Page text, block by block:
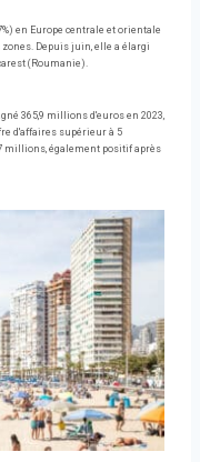
en Europe centrale et orientale
Depuis juin, elle a élargi
(Roumanie).
365,9 millions d'euros en 2023,
d'affaires supérieur à 5
millions, également positif après